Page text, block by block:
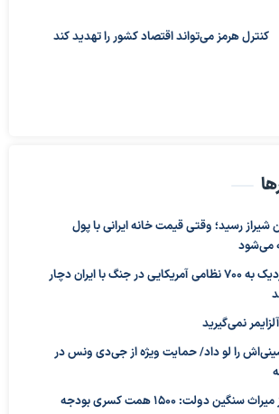
کنترل هرمز می‌تواند اقتصاد کشور را تهدید کند
شیراز رسید؛ وقتی قیمت خانه ایرانی با پول
می‌شود
آسوشیتدپرس: نزدیک به ۷۰۰ نظامی آمریکایی در جنگ با ایران دچار
نمی‌گیرید
را لو داد/ حمایت ویژه از جی‌دی ونس در
روایت پزشکیان از میراث سنگین دولت: ۱۵۰۰ همت کسری بودجه